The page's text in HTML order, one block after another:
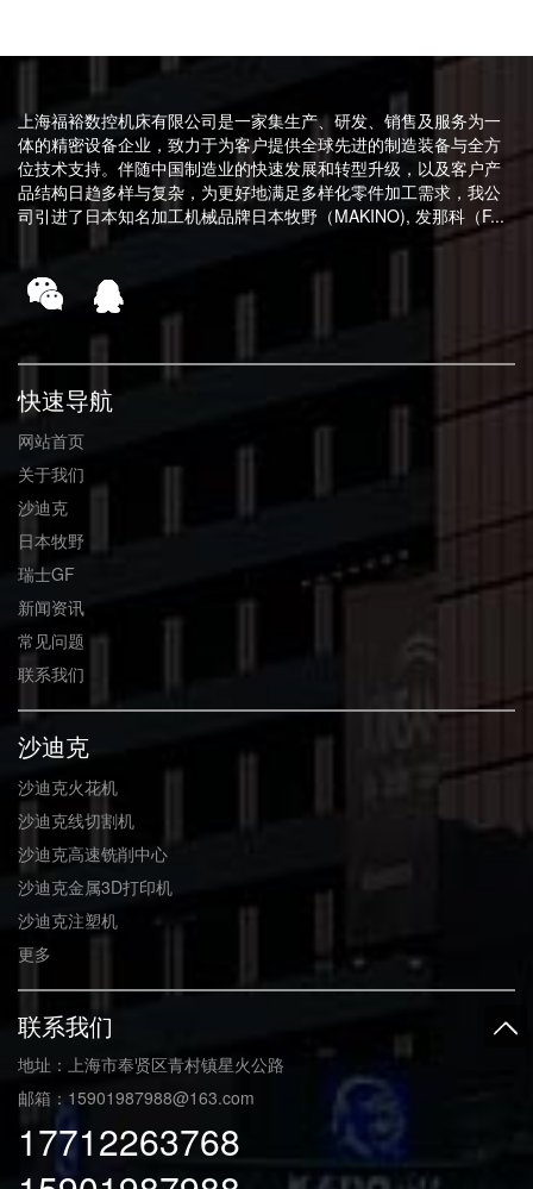
上海福裕数控机床有限公司是一家集生产、研发、销售及服务为一
体的精密设备企业，致力于为客户提供全球先进的制造装备与全方
位技术支持。伴随中国制造业的快速发展和转型升级，以及客户产
品结构日趋多样与复杂，为更好地满足多样化零件加工需求，我公
司引进了日本知名加工机械品牌日本牧野（MAKINO), 发那科（F...
快速导航
网站首页
关于我们
沙迪克
日本牧野
瑞士GF
新闻资讯
常见问题
联系我们
沙迪克
沙迪克火花机
沙迪克线切割机
沙迪克高速铣削中心
沙迪克金属3D打印机
沙迪克注塑机
更多
联系我们
地址：上海市奉贤区青村镇星火公路
邮箱：15901987988@163.com
17712263768